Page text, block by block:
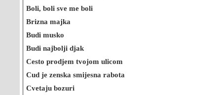
Boli, boli sve me boli
Brizna majka
Budi musko
Budi najbolji djak
Cesto prodjem tvojom ulicom
Cud je zenska smijesna rabota
Cvetaju bozuri